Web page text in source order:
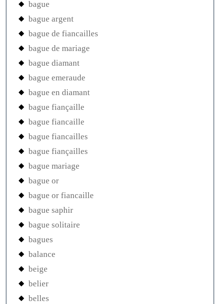
bague
bague argent
bague de fiancailles
bague de mariage
bague diamant
bague emeraude
bague en diamant
bague fiançaille
bague fiancaille
bague fiancailles
bague fiançailles
bague mariage
bague or
bague or fiancaille
bague saphir
bague solitaire
bagues
balance
beige
belier
belles